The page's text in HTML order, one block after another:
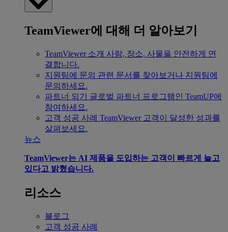
TeamViewer에 대해 더 알아보기
TeamViewer 소개 사람, 장소, 사물을 안전하게 연
결합니다.
지원팀에 문의 관련 문서를 찾아보거나 지원팀에
문의하세요.
파트너 되기
글로벌 파트너 프로그램인 TeamUP에
참여하세요.
고객 성공 사례 TeamViewer 고객이 달성한 성과를
살펴보세요.
뉴스
TeamViewer는 AI 제품을 도입하는 고객이 빠르게 늘고
있다고 밝혔습니다.
리소스
블로그
고객 성공 사례